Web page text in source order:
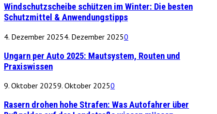
Windschutzscheibe schützen im Winter: Die besten
Schutzmittel & Anwendungstipps
4. Dezember 20254. Dezember 20250
Ungarn per Auto 2025: Mautsystem, Routen und
Praxiswissen
9. Oktober 20259. Oktober 20250
Rasern drohen hohe Strafen: Was Autofahrer über